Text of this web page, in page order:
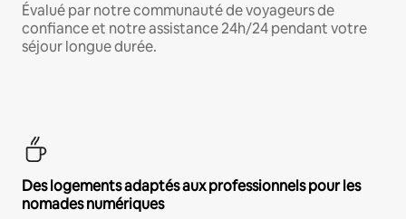
Évalué par notre communauté de voyageurs de
confiance et notre assistance 24h/24 pendant votre
séjour longue durée.
Des logements adaptés aux professionnels pour les
nomades numériques